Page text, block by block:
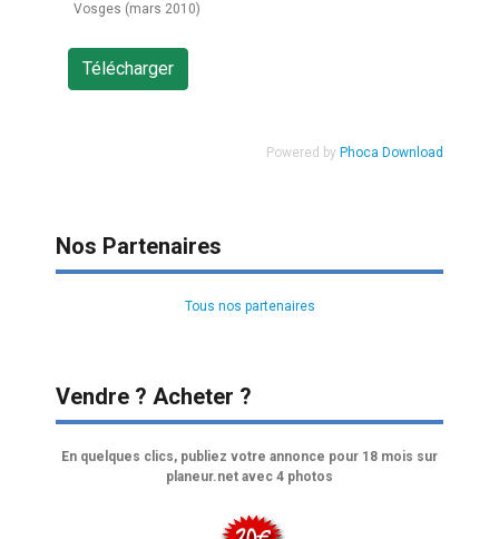
Vosges (mars 2010)
Powered by Phoca Download
Nos Partenaires
Tous nos partenaires
Vendre ? Acheter ?
En quelques clics, publiez votre annonce pour 18 mois sur
planeur.net avec 4 photos